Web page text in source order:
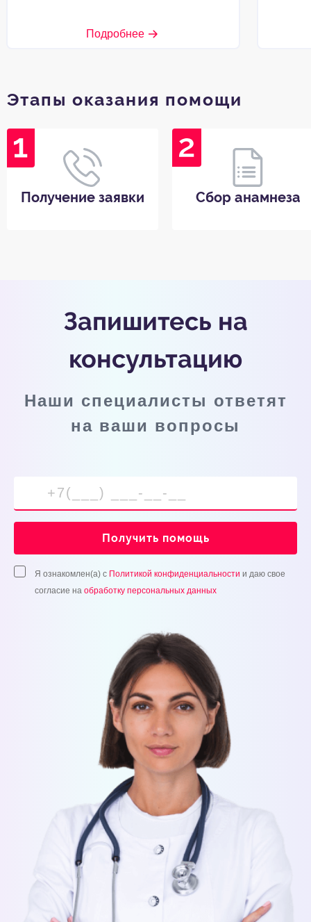
Подробнее
Этапы оказания помощи
Получение заявки Сбор анамнеза
Запишитесь на
консультацию
Наши специалисты ответят
на ваши вопросы
Получить помощь
Я ознакомлен(а) с Политикой конфиденциальности и даю свое
согласие на обработку персональных данных